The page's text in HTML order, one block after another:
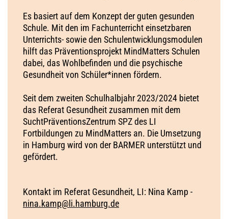
Es basiert auf dem Konzept der guten gesunden
Schule. Mit den im Fachunterricht einsetzbaren
Unterrichts- sowie den Schulentwicklungsmodulen
hilft das Präventionsprojekt MindMatters Schulen
dabei, das Wohlbefinden und die psychische
Gesundheit von Schüler*innen fördern.
Seit dem zweiten Schulhalbjahr 2023/2024 bietet
das Referat Gesundheit zusammen mit dem
SuchtPräventionsZentrum SPZ des LI
Fortbildungen zu MindMatters an. Die Umsetzung
in Hamburg wird von der BARMER unterstützt und
gefördert.
Kontakt im Referat Gesundheit, LI: Nina Kamp -
nina.kamp@li.hamburg.de